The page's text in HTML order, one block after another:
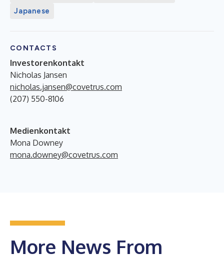
Japanese
CONTACTS
Investorenkontakt
Nicholas Jansen
nicholas.jansen@covetrus.com
(207) 550-8106
Medienkontakt
Mona Downey
mona.downey@covetrus.com
More News From